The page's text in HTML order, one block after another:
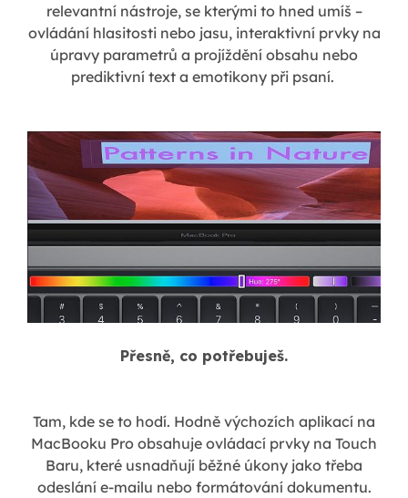
relevantní nástroje, se kterými to hned umíš –
ovládání hlasitosti nebo jasu, interaktivní prvky na
úpravy parametrů a projíždění obsahu nebo
prediktivní text a emotikony při psaní.
Přesně, co potřebuješ.
Tam, kde se to hodí. Hodně výchozích aplikací na
MacBooku Pro obsahuje ovládací prvky na Touch
Baru, které usnadňují běžné úkony jako třeba
odeslání e-mailu nebo formátování dokumentu.